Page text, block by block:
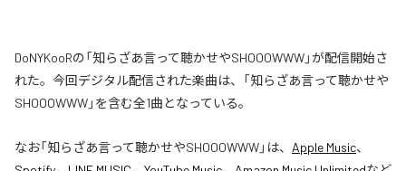
DoNYKooRの「知らざあ言って聴かせやSHOOOWWW」が配信開始さ
れた。今回デジタル配信された楽曲は、「知らざあ言って聴かせや
SHOOOWWW」を含む全1曲となっている。
なお「知らざあ言って聴かせやSHOOOWWW」は、 Apple Music、